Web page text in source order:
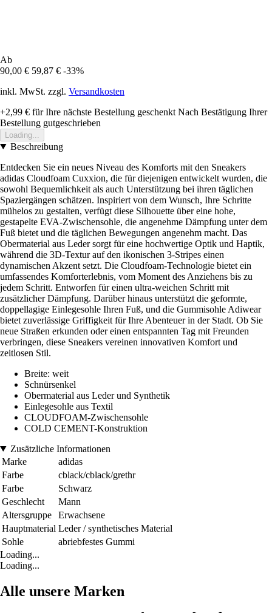
Ab
90,00 € 59,87 € -33%
inkl. MwSt. zzgl. Versandkosten
+2,99 € für Ihre nächste Bestellung geschenkt Nach Bestätigung Ihrer
Bestellung gutgeschrieben
Loading...
Beschreibung
Entdecken Sie ein neues Niveau des Komforts mit den Sneakers
adidas Cloudfoam Cuxxion, die für diejenigen entwickelt wurden, die
sowohl Bequemlichkeit als auch Unterstützung bei ihren täglichen
Spaziergängen schätzen. Inspiriert von dem Wunsch, Ihre Schritte
mühelos zu gestalten, verfügt diese Silhouette über eine hohe,
gestapelte EVA-Zwischensohle, die angenehme Dämpfung unter dem
Fuß bietet und die täglichen Bewegungen angenehm macht. Das
Obermaterial aus Leder sorgt für eine hochwertige Optik und Haptik,
während die 3D-Textur auf den ikonischen 3-Stripes einen
dynamischen Akzent setzt. Die Cloudfoam-Technologie bietet ein
umfassendes Komforterlebnis, vom Moment des Anziehens bis zu
jedem Schritt. Entworfen für einen ultra-weichen Schritt mit
zusätzlicher Dämpfung. Darüber hinaus unterstützt die geformte,
doppellagige Einlegesohle Ihren Fuß, und die Gummisohle Adiwear
bietet zuverlässige Griffigkeit für Ihre Abenteuer in der Stadt. Ob Sie
neue Straßen erkunden oder einen entspannten Tag mit Freunden
verbringen, diese Sneakers vereinen innovativen Komfort und
zeitlosen Stil.
Breite: weit
Schnürsenkel
Obermaterial aus Leder und Synthetik
Einlegesohle aus Textil
CLOUDFOAM-Zwischensohle
COLD CEMENT-Konstruktion
Zusätzliche Informationen
Marke
adidas
Farbe
cblack/cblack/grethr
Farbe
Schwarz
Geschlecht
Mann
Altersgruppe
Erwachsene
Hauptmaterial Leder / synthetisches Material
Sohle
abriebfestes Gummi
Loading...
Loading...
Alle unsere Marken